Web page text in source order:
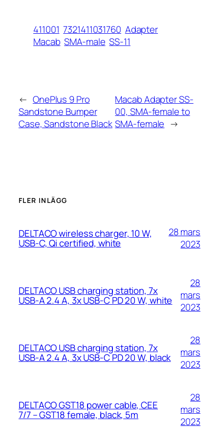
411001 7321411031760 Adapter
Macab SMA-male SS-11
← OnePlus 9 Pro
Sandstone Bumper
Case, Sandstone Black
Macab Adapter SS-
00, SMA-female to
SMA-female →
FLER INLÄGG
DELTACO wireless charger, 10 W,
USB-C, Qi certified, white
28 mars
2023
DELTACO USB charging station, 7x
USB-A 2.4 A, 3x USB-C PD 20 W, white
28
mars
2023
DELTACO USB charging station, 7x
USB-A 2.4 A, 3x USB-C PD 20 W, black
28
mars
2023
DELTACO GST18 power cable, CEE
7/7 – GST18 female, black, 5m
28
mars
2023